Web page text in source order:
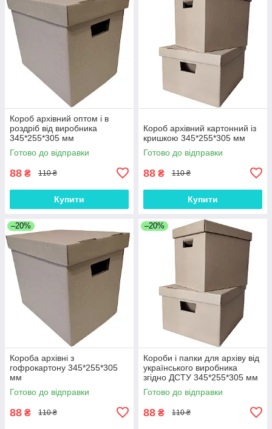
Короб архівний оптом і в
роздріб від виробника
345*255*305 мм
Готово до відправки
88 ₴ 110 ₴
Купити
Короб архівний картонний із
кришкою 345*255*305 мм
Готово до відправки
88 ₴ 110 ₴
Купити
–20%
Короба архівні з
гофрокартону 345*255*305
мм
Готово до відправки
88 ₴ 110 ₴
–20%
Короби і папки для архіву від
українського виробника
згідно ДСТУ 345*255*305 мм
Готово до відправки
88 ₴ 110 ₴